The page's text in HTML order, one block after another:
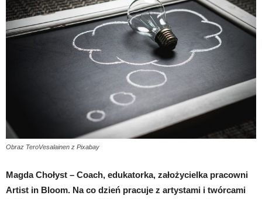
Obraz TeroVesalainen z Pixabay
Magda Chołyst – Coach, edukatorka, założycielka pracowni
Artist in Bloom. Na co dzień pracuje z artystami i twórcami